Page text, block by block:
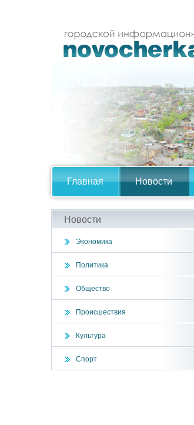
Главная Новости
Новости
Экономика
Политика
Общество
Происшествия
Культура
Спорт